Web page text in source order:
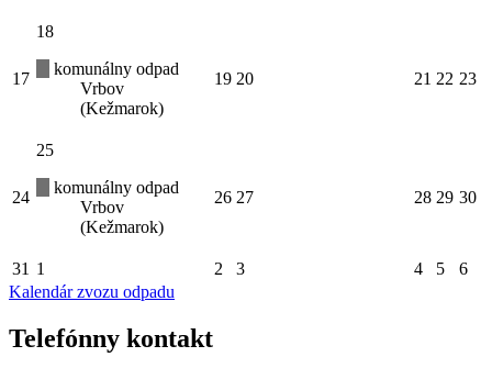
17
18
komunálny odpad
Vrbov
(Kežmarok)
19 20 21 22 23
24
25
komunálny odpad
Vrbov
(Kežmarok)
26 27 28 29 30
31 1 2 3 4 5
6
Kalendár zvozu odpadu
Telefónny kontakt